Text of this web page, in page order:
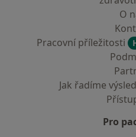
O
Pracovní příležitosti
Jak řadíme
Pro